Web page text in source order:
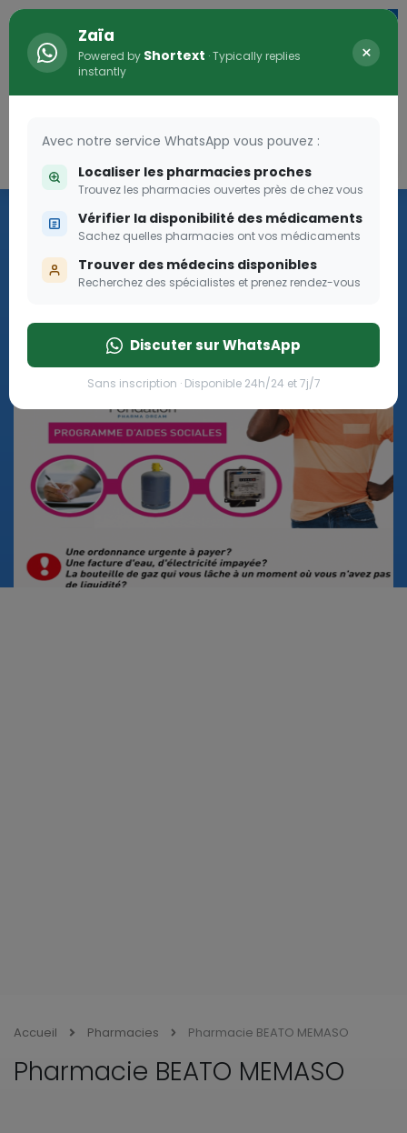
Les aides sociales Pharma
Dream
Les aides sociales Pharma Dream, des aides qui tombent à
Go
Accueil Pharmacies Pharmacie BEATO MEMASO
Pharmacie BEATO MEMASO
Zaïa
Powered by Shortext · Typically replies
instantly
×
Avec notre service WhatsApp vous pouvez :
Localiser les pharmacies proches
Trouvez les pharmacies ouvertes près de chez vous
Vérifier la disponibilité des médicaments
Sachez quelles pharmacies ont vos médicaments
Trouver des médecins disponibles
Recherchez des spécialistes et prenez rendez-vous
Discuter sur WhatsApp
Sans inscription · Disponible 24h/24 et 7j/7